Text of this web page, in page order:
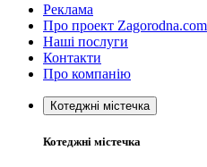
Реклама
Про проект Zagorodna.com
Наші послуги
Контакти
Про компанію
Котеджні містечка
Котеджні містечка